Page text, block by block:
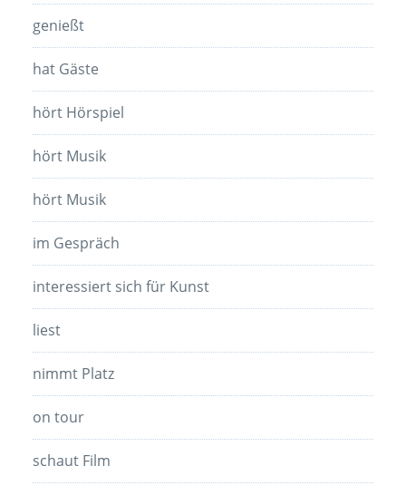
genießt
hat Gäste
hört Hörspiel
hört Musik
hört Musik
im Gespräch
interessiert sich für Kunst
liest
nimmt Platz
on tour
schaut Film